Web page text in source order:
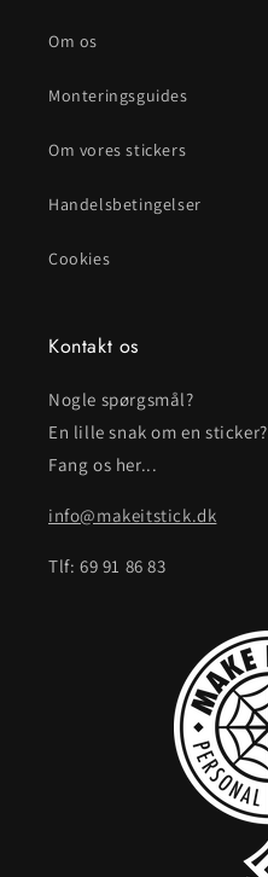
Om os
Monteringsguides
Om vores stickers
Handelsbetingelser
Cookies
Kontakt os
Nogle spørgsmål?
En lille snak om en sticker?
Fang os her...
info@makeitstick.dk
Tlf: 69 91 86 83